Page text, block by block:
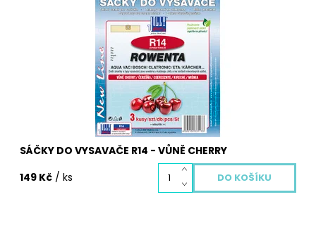
Papírové R14 Cherry sáčky do vysavače pro
jednorázové použití výrobce Jolly, jsou vyrobeny z
několika vrstev filtračních materiálů, které zaručují
dokonalou filtraci prachu a vysokou pevnost sáčků.
Skladem
3117S
SÁČKY DO VYSAVAČE R14 - VŮNĚ CHERRY
149 Kč / ks